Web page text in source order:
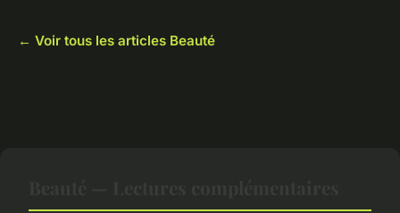
← Voir tous les articles Beauté